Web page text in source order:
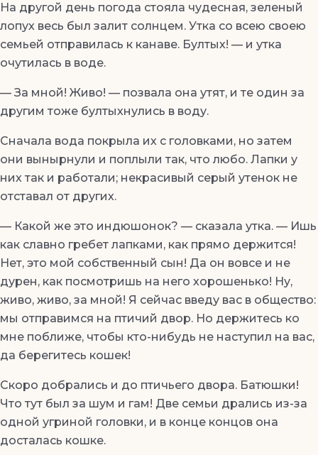
На другой день погода стояла чудесная, зеленый
лопух весь был залит солнцем. Утка со всею своею
семьей отправилась к канаве. Бултых! — и утка
очутилась в воде.
— За мной! Живо! — позвала она утят, и те один за
другим тоже бултыхнулись в воду.
Сначала вода покрыла их с головками, но затем
они вынырнули и поплыли так, что любо. Лапки у
них так и работали; некрасивый серый утенок не
отставал от других.
— Какой же это индюшонок? — сказала утка. — Ишь
как славно гребет лапками, как прямо держится!
Нет, это мой собственный сын! Да он вовсе и не
дурен, как посмотришь на него хорошенько! Ну,
живо, живо, за мной! Я сейчас введу вас в общество:
мы отправимся на птичий двор. Но держитесь ко
мне поближе, чтобы кто-нибудь не наступил на вас,
да берегитесь кошек!
Скоро добрались и до птичьего двора. Батюшки!
Что тут был за шум и гам! Две семьи дрались из-за
одной угриной головки, и в конце концов она
досталась кошке.